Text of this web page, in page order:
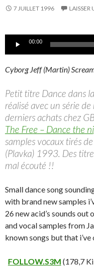
7 JUILLET 1996
Lecteur00:00
Cyborg Jeff (Martin)
Petit titre Dance dans
réalisé avec un série
derniers achats chez
The Free – Dance the
samples vocaux tirés de
(Plavka) 1993. Des
mal écouté !!
Small dance song
with brand new samples
26 new acid’s sounds
and vocal samples from
known songs but that
FOLLOW.S3M (178,7